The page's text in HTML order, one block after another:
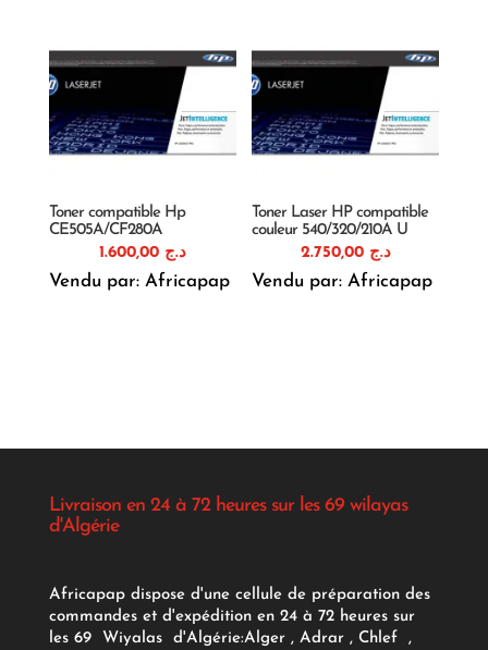
Toner compatible Hp
CE505A/CF280A
د.ج 1.600,00
Vendu par: Africapap
Toner Laser HP compatible
couleur 540/320/210A U
د.ج 2.750,00
Vendu par: Africapap
Livraison en 24 à 72 heures sur les 69 wilayas
d'Algérie
Africapap dispose d'une cellule de préparation des
commandes et d'expédition en 24 à 72 heures sur
les 69 Wiyalas d'Algérie:Alger , Adrar, Chlef ,